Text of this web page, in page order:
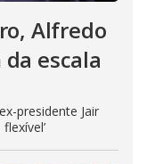
Alfredo
escala
presidente Jair